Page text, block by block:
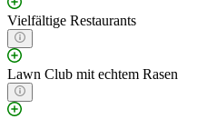
Vielfältige Restaurants
Lawn Club mit echtem Rasen